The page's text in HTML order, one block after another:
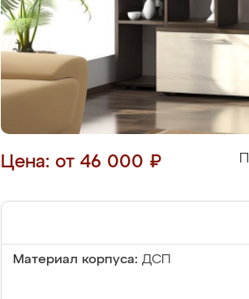
Цена: от 46 000 ₽
Материал корпуса: ДСП